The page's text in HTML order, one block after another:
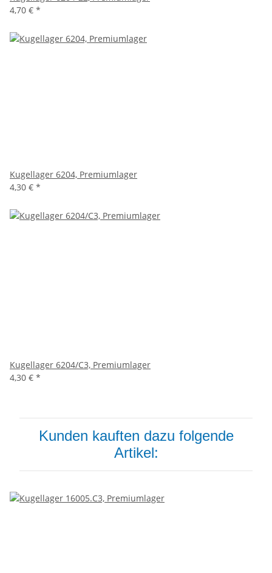
4,70 € *
Kugellager 6204, Premiumlager
4,30 € *
Kugellager 6204/C3, Premiumlager
4,30 € *
Kunden kauften dazu folgende
Artikel: